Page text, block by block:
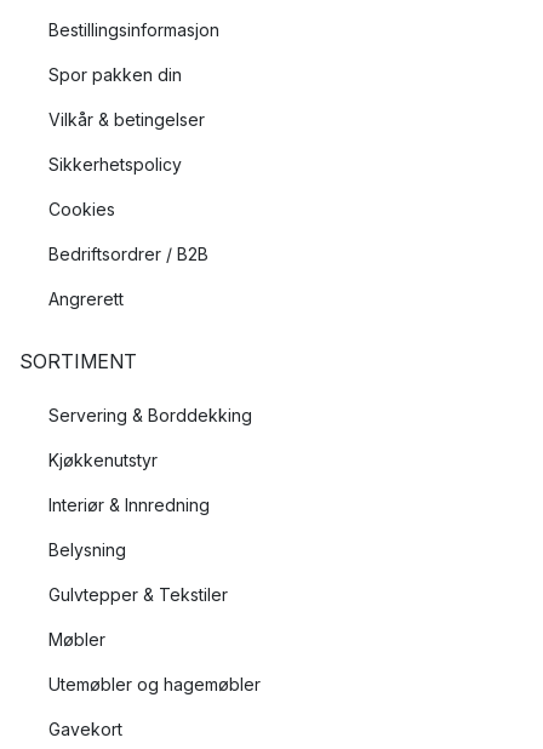
Bestillingsinformasjon
Spor pakken din
Vilkår & betingelser
Sikkerhetspolicy
Cookies
Bedriftsordrer / B2B
Angrerett
SORTIMENT
Servering & Borddekking
Kjøkkenutstyr
Interiør & Innredning
Belysning
Gulvtepper & Tekstiler
Møbler
Utemøbler og hagemøbler
Gavekort